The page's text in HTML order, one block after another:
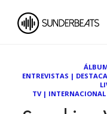
ENTREVISTAS |
TV| INTERNACIONAL